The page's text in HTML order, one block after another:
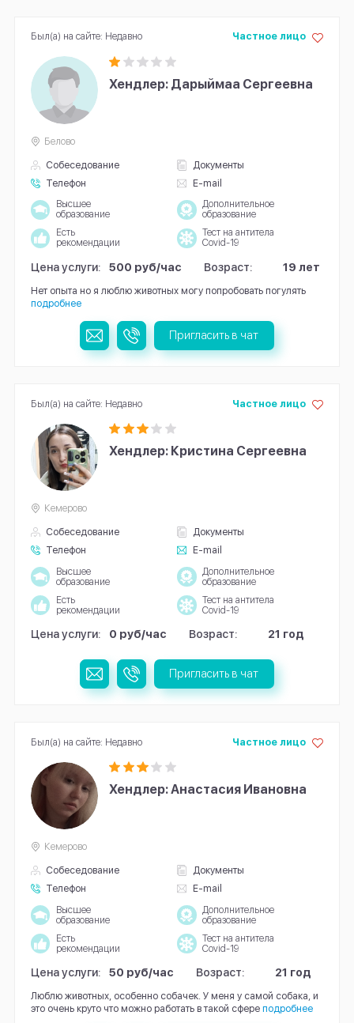
Хендлер: Дарыймаа Сергеевна
Собеседование
Документы
Телефон
E-mail
Частное лицо
Белово
Высшее
образование
Дополнительное
образование
Есть
рекомендации
Тест на антитела
Covid-19
Цена услуги: 500 руб/час Возраст: 19 лет
Нет опыта но я люблю животных могу попробовать погулять
подробнее
Был(а) на сайте: Недавно
Пригласить в чат
Хендлер: Кристина Сергеевна
Собеседование
Документы
Телефон
E-mail
Частное лицо
Кемерово
Высшее
образование
Дополнительное
образование
Есть
рекомендации
Тест на антитела
Covid-19
Цена услуги: 0 руб/час Возраст: 21 год
Был(а) на сайте: Недавно
Пригласить в чат
Хендлер: Анастасия Ивановна
Собеседование
Документы
Телефон
E-mail
Частное лицо
Кемерово
Высшее
образование
Дополнительное
образование
Есть
рекомендации
Тест на антитела
Covid-19
Цена услуги: 50 руб/час Возраст: 21 год
Люблю животных, особенно собачек. У меня у самой собака, и
это очень круто что можно работать в такой сфере подробнее
Был(а) на сайте: Недавно